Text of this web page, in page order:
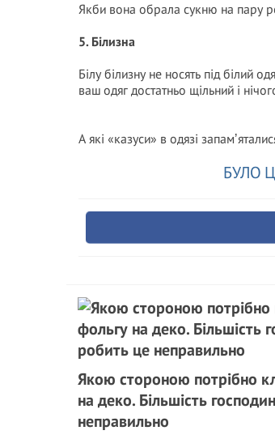
Якби вона обрала сукню на пару
5. Бiлизна
Білу білизну не носять під білий
ваш одяг достатньо щільний і
А які «казуси» в одязі
БУЛО
Якою стороною потрібно
на деко. Більшість
неправильно